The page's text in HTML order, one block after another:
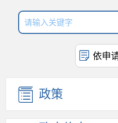
依申
政策